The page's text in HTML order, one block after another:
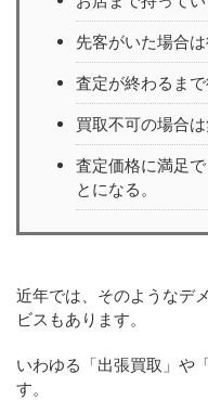
先客がいた場合は
査定が終わるまで
買取不可の場合は
査定価格に満足
とになる。
近年では、そのようなデ
ビスもあります。
いわゆる「出張買取」や
す。